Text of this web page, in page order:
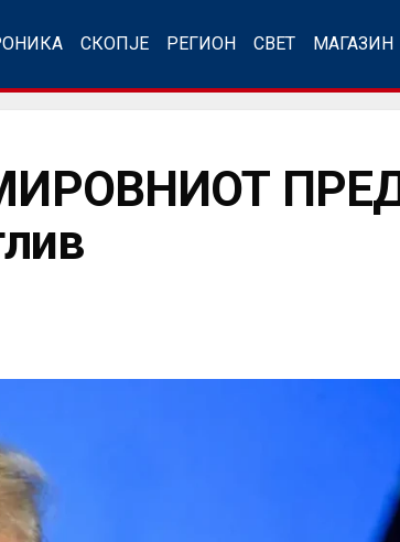
СКОПЈЕ РЕГИОН СВЕТ МАГАЗИН